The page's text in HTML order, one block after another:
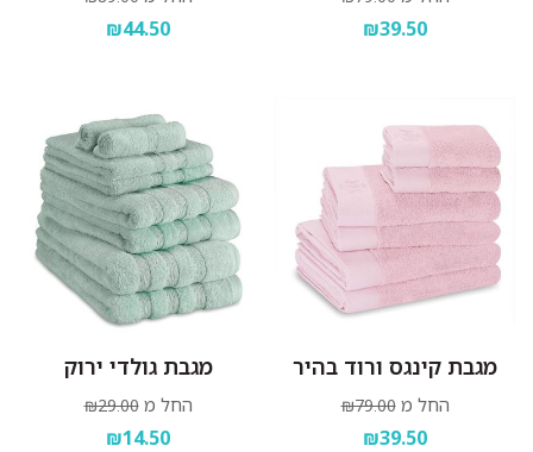
₪39.50
₪44.50
מגבת קינגס ורוד בהיר
החל מ ₪79.00
₪39.50
מגבת גולדי ירוק
החל מ ₪29.00
₪14.50